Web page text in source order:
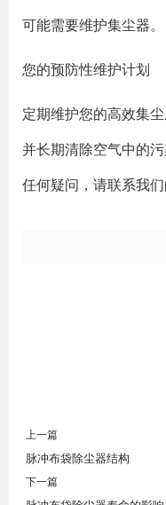
可能需要维护集尘器。
您的预防性维护计划
定期维护您的高效集
并长期清除空气中的
任何疑问，请联系我们
上一篇
脉冲布袋除尘器结构
下一篇